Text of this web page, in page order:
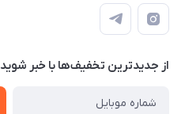
از جدید‌ترین تخفیف‌ها با‌ خبر شوید